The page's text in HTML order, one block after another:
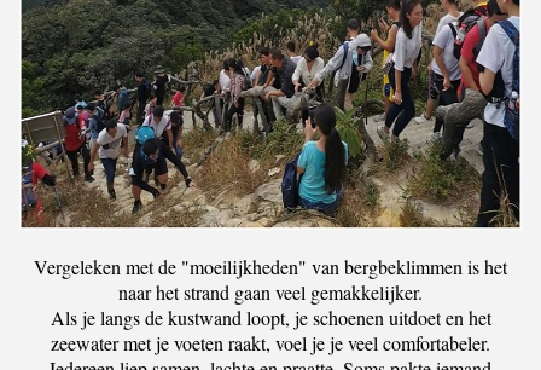
Vergeleken met de "moeilijkheden" van bergbeklimmen is het
naar het strand gaan veel gemakkelijker.
Als je langs de kustwand loopt, je schoenen uitdoet en het
zeewater met je voeten raakt, voel je je veel comfortabeler.